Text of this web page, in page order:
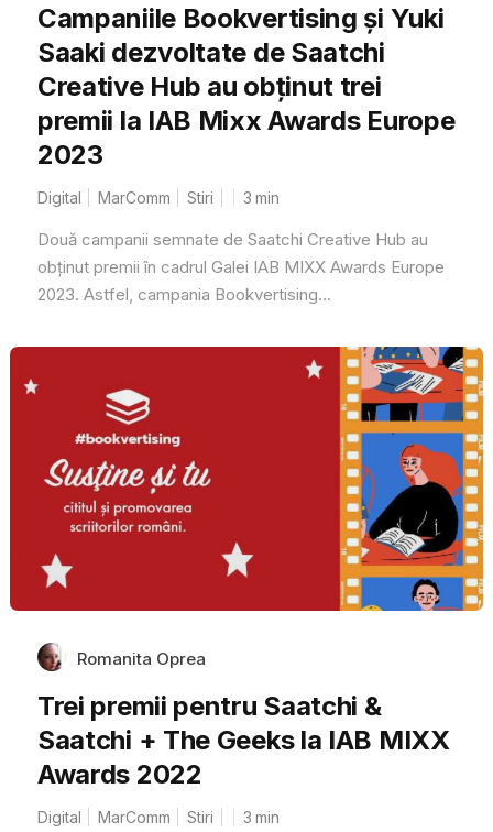
Campaniile Bookvertising și Yuki
Saaki dezvoltate de Saatchi
Creative Hub au obținut trei
premii la IAB Mixx Awards Europe
2023
Digital MarComm Stiri 3 min
Două campanii semnate de Saatchi Creative Hub au
obținut premii în cadrul Galei IAB MIXX Awards Europe
2023. Astfel, campania Bookvertising...
Romanita Oprea
Trei premii pentru Saatchi &
Saatchi + The Geeks la IAB MIXX
Awards 2022
Digital MarComm Stiri 3 min